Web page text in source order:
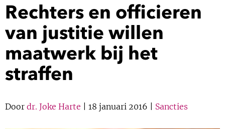
Medewerkers Show
Factsheets
Publicaties
Over NSCR
Rechters en officieren
van justitie willen
maatwerk bij het
straffen
Door dr. Joke Harte | 18 januari 2016 | Sancties